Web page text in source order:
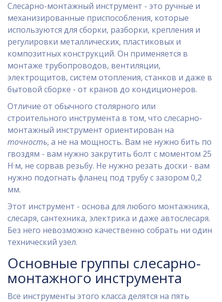
Слесарно-монтажный инструмент - это ручные и
механизированные приспособления, которые
используются для сборки, разборки, крепления и
регулировки металлических, пластиковых и
композитных конструкций. Он применяется в
монтаже трубопроводов, вентиляции,
электрощитов, систем отопления, станков и даже в
бытовой сборке - от кранов до кондиционеров.
Отличие от обычного столярного или
строительного инструмента в том, что слесарно-
монтажный инструмент ориентирован на
точность, а не на мощность. Вам не нужно бить по
гвоздям - вам нужно закрутить болт с моментом 25
Н·м, не сорвав резьбу. Не нужно резать доски - вам
нужно подогнать фланец под трубу с зазором 0,2
мм.
Этот инструмент - основа для любого монтажника,
слесаря, сантехника, электрика и даже автослесаря.
Без него невозможно качественно собрать ни один
технический узел.
Основные группы слесарно-
монтажного инструмента
Все инструменты этого класса делятся на пять